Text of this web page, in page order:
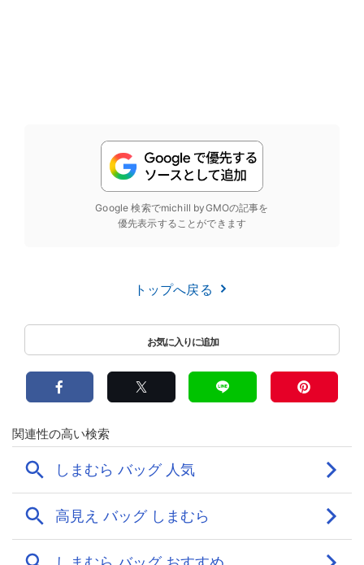
Google 検索でmichill byGMOの記事を
優先表示することができます
トップへ戻る